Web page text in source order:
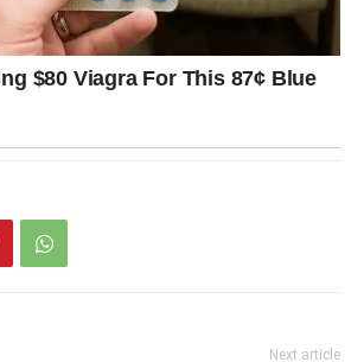
Next article